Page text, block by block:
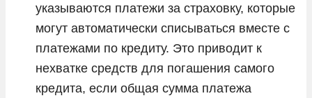
указываются платежи за страховку, которые
могут автоматически списываться вместе с
платежами по кредиту. Это приводит к
нехватке средств для погашения самого
кредита, если общая сумма платежа